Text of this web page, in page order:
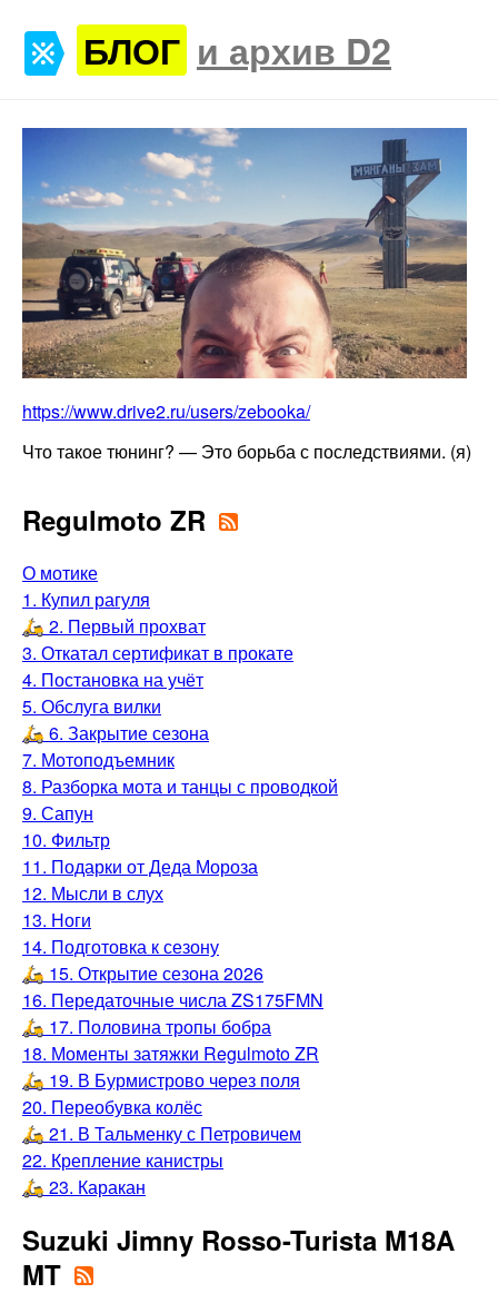
БЛОГ и архив D2
Regulmoto ZR
О мотике
1. Купил рагуля
🛵 2. Первый прохват
3. Откатал сертификат в прокате
4. Постановка на учёт
5. Обслуга вилки
🛵 6. Закрытие сезона
7. Мотоподъемник
8. Разборка мота и танцы с проводкой
9. Сапун
10. Фильтр
11. Подарки от Деда Мороза
12. Мысли в слух
13. Ноги
14. Подготовка к сезону
🛵 15. Открытие сезона 2026
16. Передаточные числа ZS175FMN
🛵 17. Половина тропы бобра
18. Моменты затяжки Regulmoto ZR
🛵 19. В Бурмистрово через поля
20. Переобувка колёс
🛵 21. В Тальменку с Петровичем
22. Крепление канистры
🛵 23. Каракан
Suzuki Jimny Rosso-Turista M18A
MT
https://www.drive2.ru/users/zebooka/
Что такое тюнинг? — Это борьба с последствиями. (я)